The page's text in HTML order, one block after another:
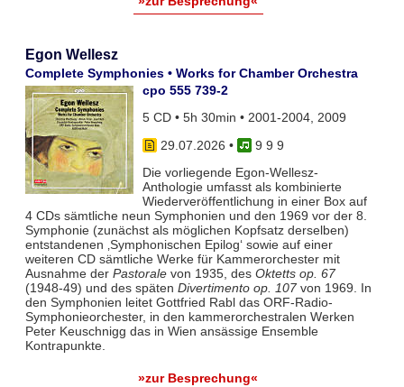
Egon Wellesz
Complete Symphonies • Works for Chamber Orchestra
cpo 555 739-2
5 CD • 5h 30min • 2001-2004, 2009
29.07.2026 •
9 9 9
Die vorliegende Egon-Wellesz-
Anthologie umfasst als kombinierte
Wiederveröffentlichung in einer Box auf
4 CDs sämtliche neun Symphonien und den 1969 vor der 8.
Symphonie (zunächst als möglichen Kopfsatz derselben)
entstandenen ‚Symphonischen Epilog‘ sowie auf einer
weiteren CD sämtliche Werke für Kammerorchester mit
Ausnahme der Pastoralevon 1935, des Oktetts op. 67
(1948-49) und des späten Divertimento op. 107von 1969. In
den Symphonien leitet Gottfried Rabl das ORF-Radio-
Symphonieorchester, in den kammerorchestralen Werken
Peter Keuschnigg das in Wien ansässige Ensemble
Kontrapunkte.
»zur Besprechung«